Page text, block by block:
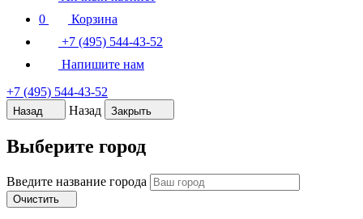
0
Корзина
+7 (495) 544-43-52
Напишите нам
+7 (495) 544-43-52
Назад Назад Закрыть
Выберите город
Введите название города
Очистить